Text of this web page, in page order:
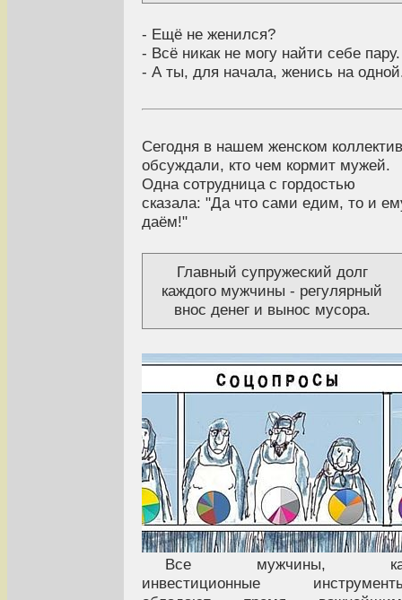
- Ещё не женился?
- Всё никак не могу найти себе пару.
- А ты, для начала, женись на
Сегодня в нашем женском
обсуждали, кто чем кормит мужей.
Одна сотрудница с гордостью
сказала: "Да что сами едим, то и
даём!"
Главный супружеский долг
каждого мужчины - регулярный
внос денег и вынос мусора.
Все мужчины,
инвестиционные